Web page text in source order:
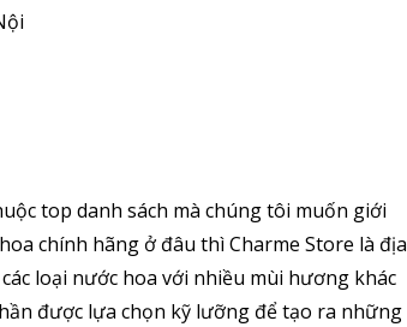
top danh sách mà chúng tôi muốn giới
chính hãng ở đâu thì Charme Store là địa
loại nước hoa với nhiều mùi hương khác
được lựa chọn kỹ lưỡng để tạo ra những